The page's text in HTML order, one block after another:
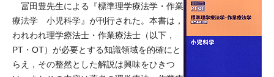
冨田豊先生による『標準理学療法学・作業
療法学 小児科学』が刊行された。本書は，
われわれ理学療法士・作業療法士（以下，
PT・OT）が必要とする知識領域を的確にと
らえ，その整然とした解説は興味をひきつ